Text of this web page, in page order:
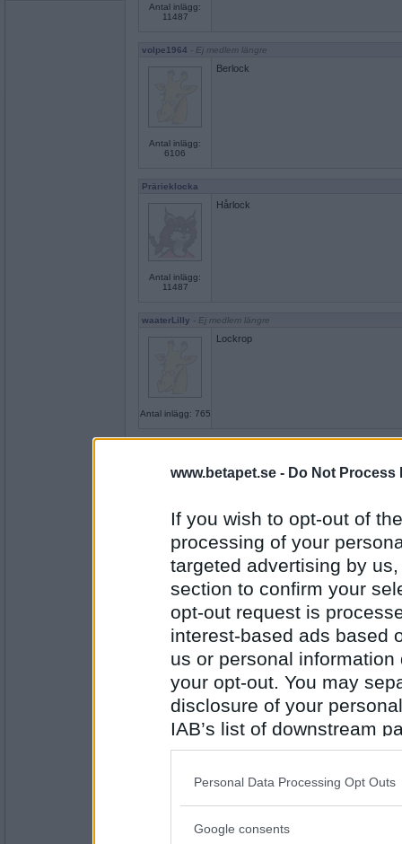
www.betapet.se - Do Not Process
If you wish to opt-out of
processing of your
targeted advertising by
section to confirm your
opt-out request is
interest-based ads based
us or personal
your opt-out. You may
disclosure of your
IAB’s list of downstream
also be disclosed by us
Downstream Participants
Please note that this
Personal Data Processing Opt Outs
Google consents
Antal inlägg:
11487
volpe1964 - Ej medlem längre
Antal inlägg:
6106
Berlock
Prärieklocka
Antal inlägg:
11487
Hårlock
waaterLilly - Ej medlem längre
Antal inlägg: 765
Lockrop
Antal inlägg:
4523
- Ej medlem längre
12458
För sent tydligen. I stället: